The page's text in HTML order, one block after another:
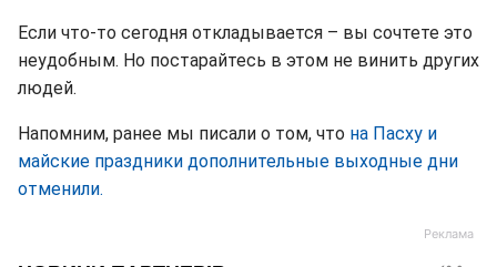
Если что-то сегодня откладывается – вы сочтете это
неудобным. Но постарайтесь в этом не винить других
людей.
Напомним, ранее мы писали о том, что на Пасху и
майские праздники дополнительные выходные дни
отменили.